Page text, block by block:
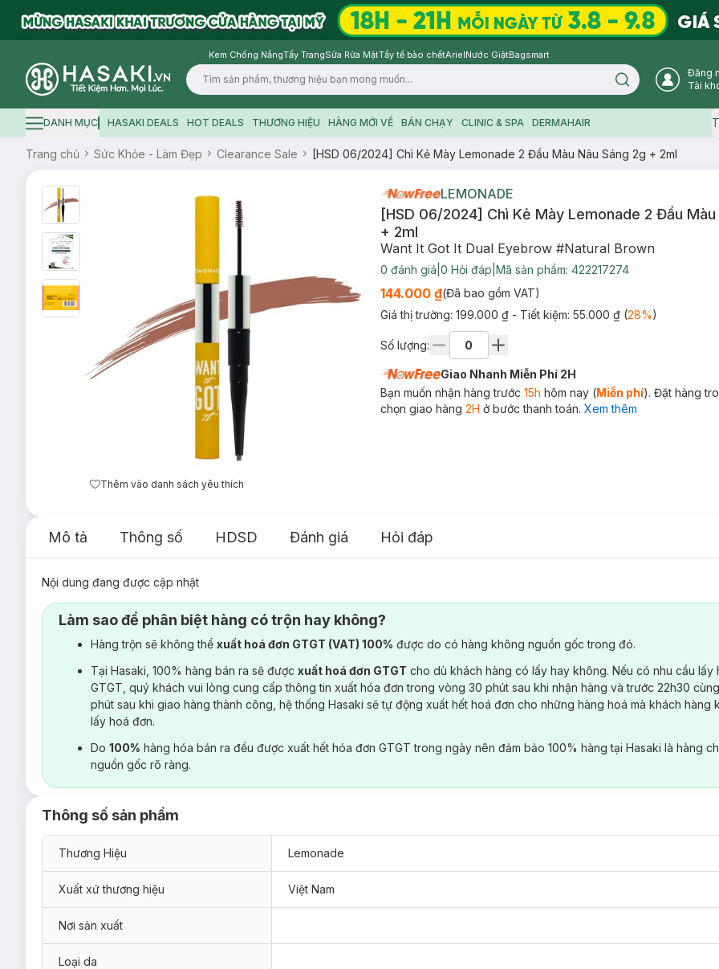
Kem Chống NắngTẩy TrangSữa Rửa MặtTẩy tế bào chếtArielNước GiặtBagsmart
Logo
Search icon
Đăng
Tài
Hamburger icon
DANH MỤC HASAKI DEALS HOT DEALS THƯƠNG HIỆU HÀNG MỚI VỀ BÁN CHẠY CLINIC & SPA DERMAHAIR
Trang chủ Sức Khỏe - Làm Đẹp Clearance Sale [HSD 06/2024] Chì Kẻ Mày Lemonade 2 Đầu Màu Nâu Sáng 2g + 2ml
Thêm vào danh sách yêu thích
LEMONADE
[HSD 06/2024] Chì Kẻ Mày Lemonade 2 Đầu Màu
+ 2ml
Want It Got It Dual Eyebrow #Natural Brown
0 đánh giá 0 Hỏi đáp Mã sản phẩm: 422217274
144.000 ₫(Đã bao gồm VAT)
Giá thị trường: 199.000 ₫ - Tiết kiệm: 55.000 ₫(28%)
Số lượng:
Giao Nhanh Miễn Phí 2H
Bạn muốn nhận hàng trước 15h hôm nay (Miễn phí). Đặt hàng
chọn giao hàng 2H ở bước thanh toán. Xem thêm
Mô tả Thông số HDSD Đánh giá Hỏi đáp
Nội dung đang được cập nhật
Làm sao để phân biệt hàng có trộn hay không?
Hàng trộn sẽ không thể xuất hoá đơn GTGT (VAT) 100% được do có hàng không nguồn gốc trong đó.
Tại Hasaki, 100% hàng bán ra sẽ được xuất hoá đơn GTGT cho dù khách hàng có lấy hay không. Nếu có nhu cầu lấy
GTGT, quý khách vui lòng cung cấp thông tin xuất hóa đơn trong vòng 30 phút sau khi nhận hàng và trước 22h30
phút sau khi giao hàng thành công, hệ thống Hasaki sẽ tự động xuất hết hoá đơn cho những hàng hoá mà khách hàng
lấy hoá đơn.
Do 100% hàng hóa bán ra đều được xuất hết hóa đơn GTGT trong ngày nên đảm bảo 100% hàng tại Hasaki là hàng
nguồn gốc rõ ràng.
Thông số sản phẩm
Thương Hiệu Lemonade
Xuất xứ thương hiệu Việt Nam
Nơi sản xuất
Loại da